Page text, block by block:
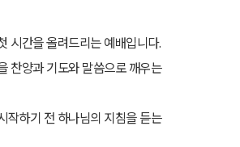
시간을 올려드리는 예배입니다.
찬양과 기도와 말씀으로 깨우는
작하기 전 하나님의 지침을 듣는